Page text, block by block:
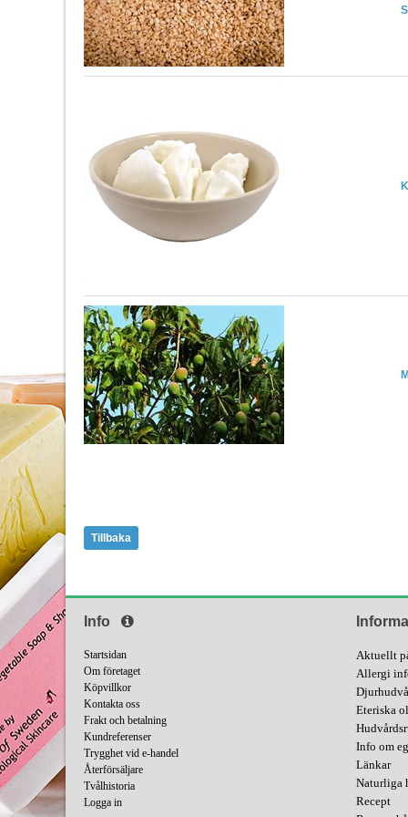
Tillbaka
Info
Startsidan
Om företaget
Köpvillkor
Kontakta oss
Frakt och betalning
Kundreferenser
Trygghet vid e-handel
Återförsäljare
Tvålhistoria
Logga in
Aktuellt
Allergi
Eteriska
Info om
Länkar
Naturliga
Recept